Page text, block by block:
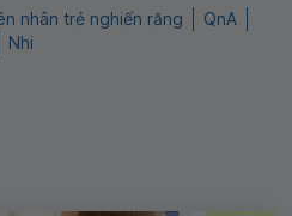
nhân trẻ nghiến răng
QnA
Nhi